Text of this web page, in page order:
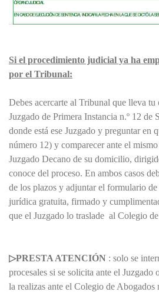
Si el procedimiento judicial ya ha
por el Tribunal:
Debes acercarte al Tribunal que lleva tu
Juzgado de Primera Instancia n.º 12 de
donde está ese Juzgado y preguntar en
número 12) y comparecer ante el
Juzgado Decano de su domicilio,
conoce del proceso. En ambos casos
de los plazos y adjuntar el formulario
jurídica gratuita, firmado y
que el Juzgado lo traslade al Colegio
▷PRESTA ATENCIÓN : solo se
procesales si se solicita ante el
la realizas ante el Colegio de Abogados